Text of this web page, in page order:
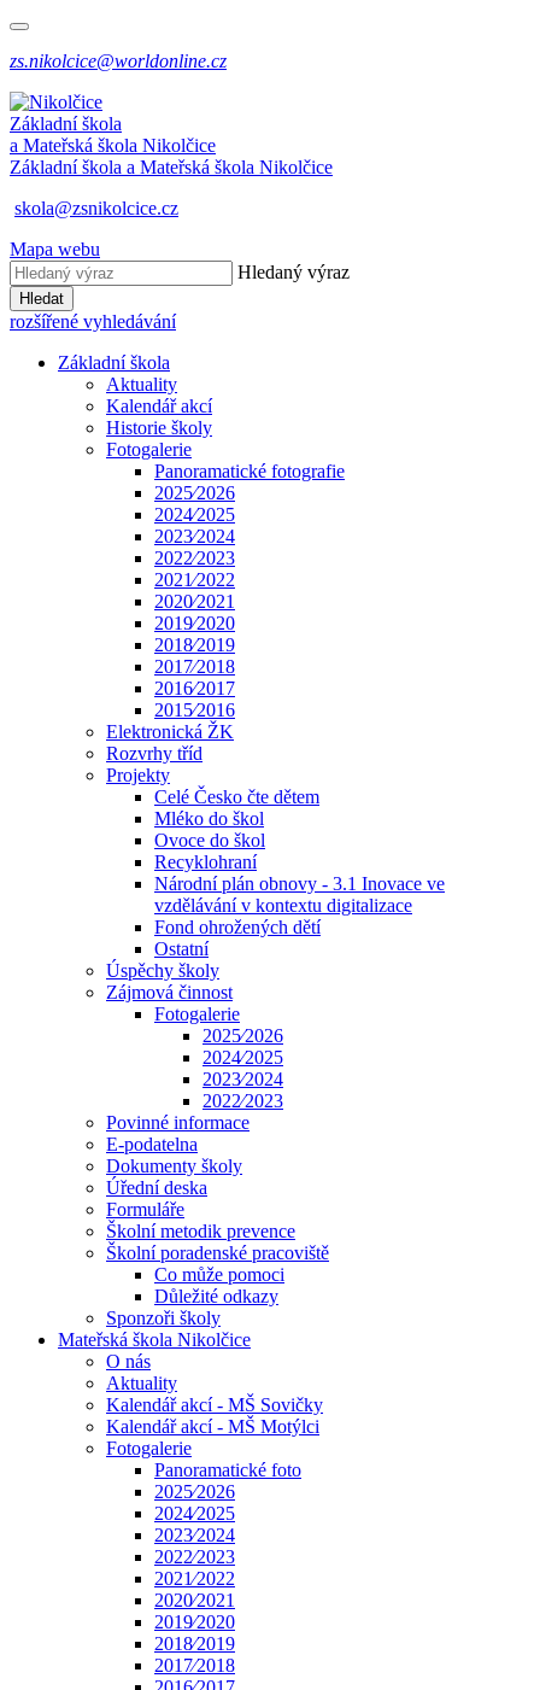
zs.nikolcice@worldonline.cz
Základní škola
a Mateřská škola Nikolčice
Základní škola a Mateřská škola Nikolčice
skola@zsnikolcice.cz
Mapa webu
Hledaný výraz
Hledat
rozšířené vyhledávání
Základní škola
Aktuality
Kalendář akcí
Historie školy
Fotogalerie
Panoramatické fotografie
2025⁄2026
2024⁄2025
2023⁄2024
2022⁄2023
2021⁄2022
2020⁄2021
2019⁄2020
2018⁄2019
2017⁄2018
2016⁄2017
2015⁄2016
Elektronická ŽK
Rozvrhy tříd
Projekty
Celé Česko čte dětem
Mléko do škol
Ovoce do škol
Recyklohraní
Národní plán obnovy - 3.1 Inovace ve
vzdělávání v kontextu digitalizace
Fond ohrožených dětí
Ostatní
Úspěchy školy
Zájmová činnost
Fotogalerie
2025⁄2026
2024⁄2025
2023⁄2024
2022⁄2023
Povinné informace
E-podatelna
Dokumenty školy
Úřední deska
Formuláře
Školní metodik prevence
Školní poradenské pracoviště
Co může pomoci
Důležité odkazy
Sponzoři školy
Mateřská škola Nikolčice
O nás
Aktuality
Kalendář akcí - MŠ Sovičky
Kalendář akcí - MŠ Motýlci
Fotogalerie
Panoramatické foto
2025⁄2026
2024⁄2025
2023⁄2024
2022⁄2023
2021⁄2022
2020⁄2021
2019⁄2020
2018⁄2019
2017⁄2018